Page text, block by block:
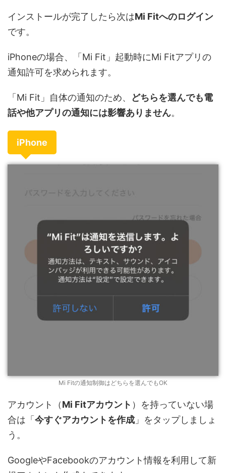
インストールが完了したら次はMi Fitへのログイン
です。
iPhoneの場合、「Mi Fit」起動時にMi Fitアプリの
通知許可を求められます。
「Mi Fit」自体の通知のため、
どちらを選んでも電
話や他アプリの通知には影響ありません。
iPhone
Mi Fitの通知制御はどちらを選んでもOK
アカウント（Mi Fitアカウント ）を持っていない場
合は「今すぐアカウントを作成 」をタップしましょ
う。
GoogleやFacebookのアカウント情報を利用して新